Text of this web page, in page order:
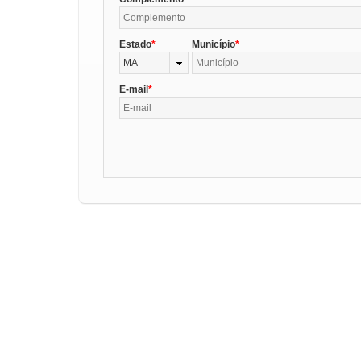
Estado
MA
Município
E-mail